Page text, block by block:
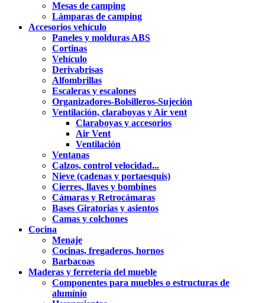
Mesas de camping
Lámparas de camping
Accesorios vehículo
Paneles y molduras ABS
Cortinas
Vehículo
Derivabrisas
Alfombrillas
Escaleras y escalones
Organizadores-Bolsilleros-Sujeción
Ventilación, claraboyas y Air vent
Claraboyas y accesorios
Air Vent
Ventilación
Ventanas
Calzos, control velocidad...
Nieve (cadenas y portaesquis)
Cierres, llaves y bombines
Cámaras y Retrocámaras
Bases Giratorias y asientos
Camas y colchones
Cocina
Menaje
Cocinas, fregaderos, hornos
Barbacoas
Maderas y ferretería del mueble
Componentes para muebles o estructuras de
alumínio